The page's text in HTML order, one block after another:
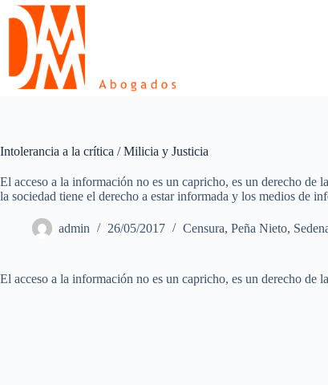
Skip
content
Intolerancia a la crítica / Milicia y Justicia
El acceso a la información no es un capricho, es un derecho de
la sociedad tiene el derecho a estar informada y los medios de
admin 26/05/2017 Censura, Peña Nieto,
El acceso a la información no es un capricho, es un derecho de